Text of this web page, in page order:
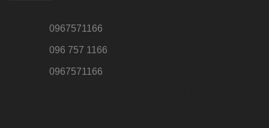
0967571166
096 757 1166
0967571166